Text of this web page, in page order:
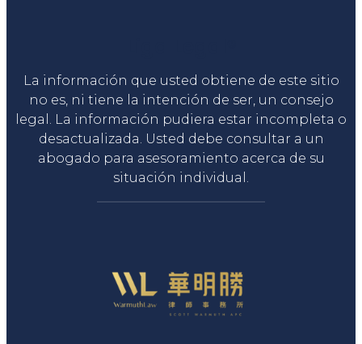
La información que usted obtiene de este sitio
no es, ni tiene la intención de ser, un consejo
legal. La información pudiera estar incompleta o
desactualizada. Usted debe consultar a un
abogado para asesoramiento acerca de su
situación individual.